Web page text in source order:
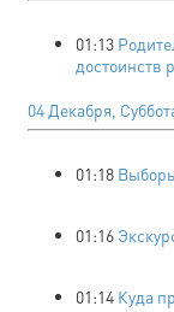
01:13
достоинств
04 Декабря,
01:18
01:16
01:14 Куда